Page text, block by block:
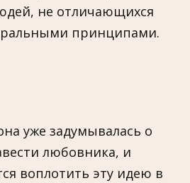
не отличающихся
принципами.
уже задумывалась о
любовника, и
воплотить эту идею в